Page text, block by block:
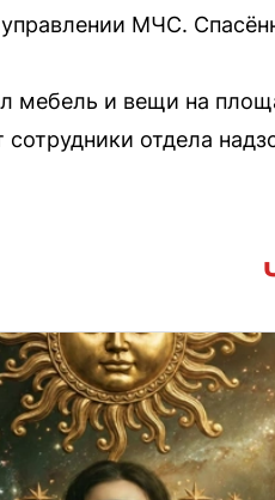
МЧС.
мебель и вещи на
сотрудники отдела